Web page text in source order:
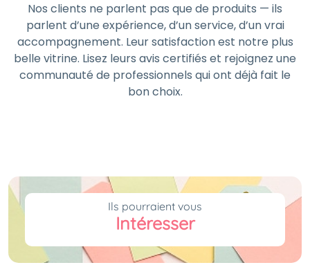
Nos clients ne parlent pas que de produits — ils
parlent d’une expérience, d’un service, d’un vrai
accompagnement. Leur satisfaction est notre plus
belle vitrine. Lisez leurs avis certifiés et rejoignez une
communauté de professionnels qui ont déjà fait le
bon choix.
Ils pourraient vous
Intéresser